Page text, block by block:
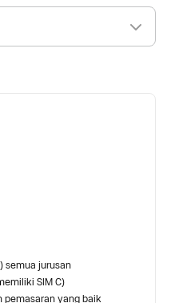
semua jurusan
SIM C)
pemasaran yang baik